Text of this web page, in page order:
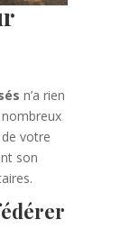
n’a rien
nombreux
votre
son